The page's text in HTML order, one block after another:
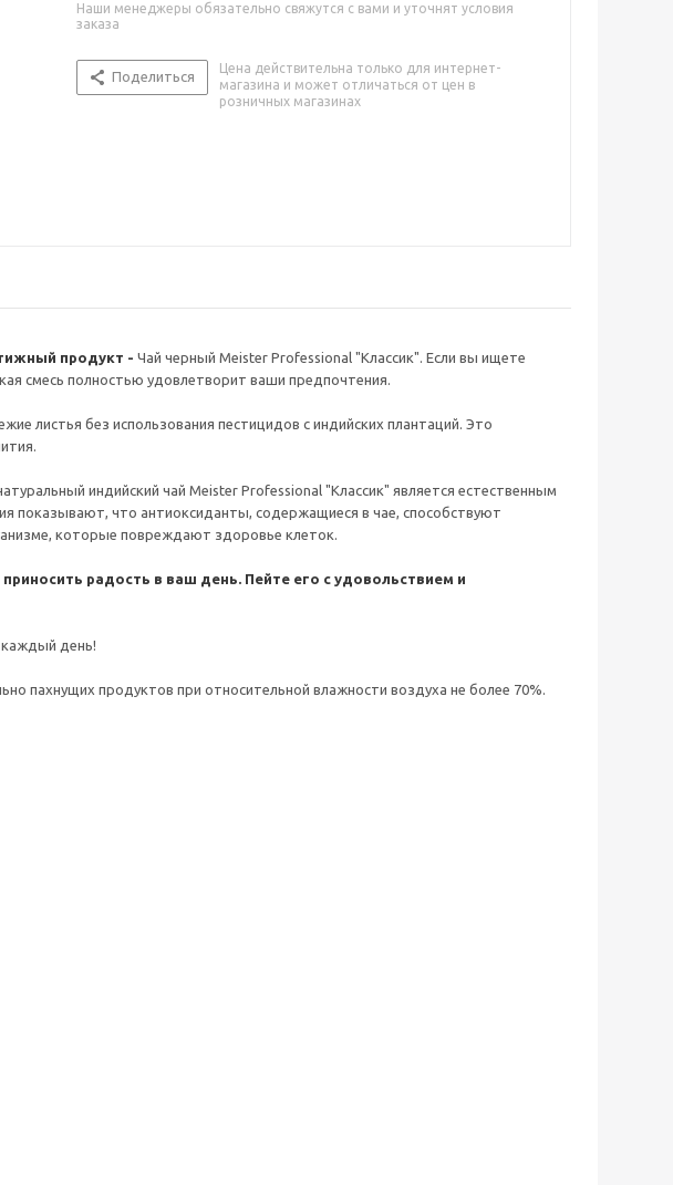
Наши менеджеры обязательно свяжутся с вами и уточнят условия
заказа
Поделиться
Цена действительна только для интернет-
магазина и может отличаться от цен в
розничных магазинах
продукт - Чай черный Meister Professional "Классик". Если вы ищете
смесь полностью удовлетворит ваши предпочтения.
листья без использования пестицидов с индийских плантаций. Это
индийский чай Meister Professional "Классик" является естественным
показывают, что антиоксиданты, содержащиеся в чае, способствуют
которые повреждают здоровье клеток.
радость в ваш день. Пейте его с удовольствием и
каждый день!
пахнущих продуктов при относительной влажности воздуха не более 70%.